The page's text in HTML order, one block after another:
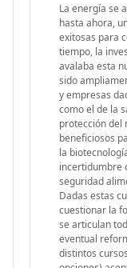
La energía se
hasta ahora,
exitosas para
tiempo, la
avalaba esta
sido
y empresas
como el de la
protección del
beneficiosos
la
incertidumbre
seguridad
Dadas estas
cuestionar la
se articulan
eventual
distintos